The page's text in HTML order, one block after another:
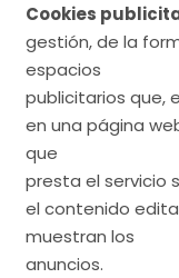
Cookies
gestión, de la
espacios
publicitarios que,
en una página
que
presta el servicio
el contenido
muestran los
anuncios.